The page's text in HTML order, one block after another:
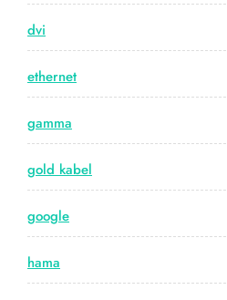
dvi
ethernet
gamma
gold kabel
google
hama